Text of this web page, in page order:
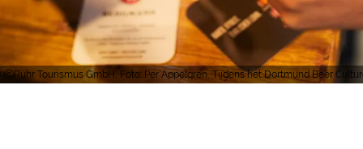
Ruhr Tourismus GmbH, Foto: Per Appelgren, Tijdens het Dortmund Beer